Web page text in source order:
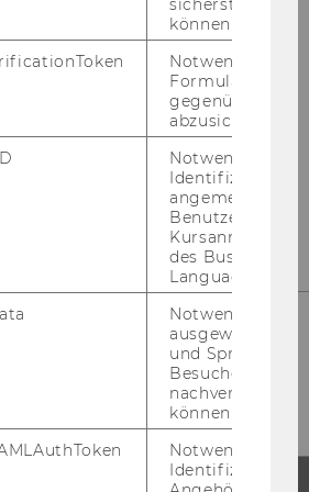
(DSGVO)
können.
Notwendig, um
gegenüber
abzusichern.
Notwendig zur
Identifizierung
angemeldeten
Benutzers im
des Business
Language
Notwendig um
ausgewählte
und
Besuchers
nachverfolgen
können.
Notwendig zur
Identifizierung